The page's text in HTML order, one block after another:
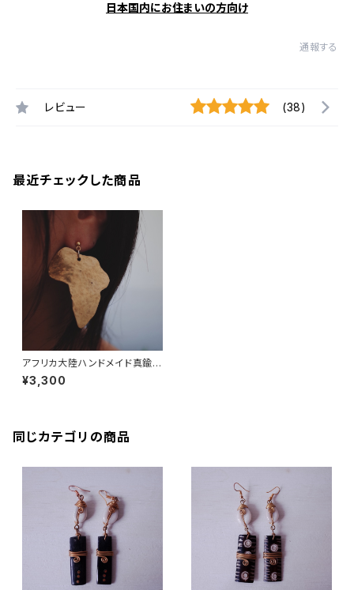
日本国内にお住まいの方向け
通報する
レビュー (38)
最近チェックした商品
アフリカ大陸ハンドメイド真鍮ピ
アス 大
¥3,300
同じカテゴリの商品